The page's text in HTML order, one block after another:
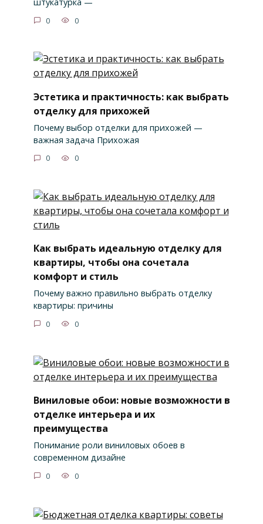
0 0
Эстетика и практичность: как выбрать
отделку для прихожей
Почему выбор отделки для прихожей —
важная задача Прихожая
0 0
Как выбрать идеальную отделку для
квартиры, чтобы она сочетала
комфорт и стиль
Почему важно правильно выбрать отделку
квартиры: причины
0 0
Виниловые обои: новые возможности в
отделке интерьера и их
преимущества
Понимание роли виниловых обоев в
современном дизайне
0 0